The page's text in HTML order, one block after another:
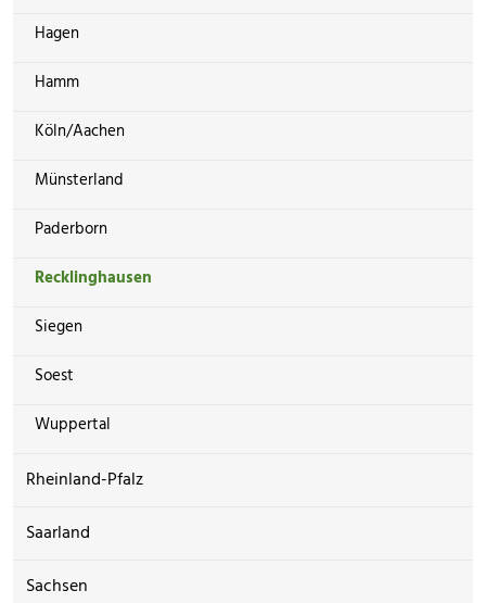
Hagen
Hamm
Köln/Aachen
Münsterland
Paderborn
Recklinghausen
Siegen
Soest
Wuppertal
Rheinland-Pfalz
Saarland
Sachsen